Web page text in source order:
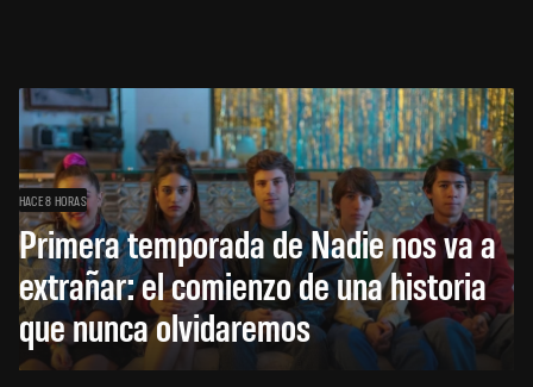
HACE 8 HORAS
Primera temporada de Nadie nos va a
extrañar: el comienzo de una historia
que nunca olvidaremos